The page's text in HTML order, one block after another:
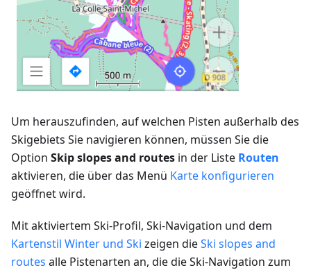
Um herauszufinden, auf welchen Pisten außerhalb des
Skigebiets Sie navigieren können, müssen Sie die
Option Skip slopes and routes in der Liste Routen
aktivieren, die über das Menü Karte konfigurieren
geöffnet wird.
Mit aktiviertem Ski-Profil, Ski-Navigation und dem
Kartenstil Winter und Ski zeigen dieSki slopes and
routes alle Pistenarten an, die die Ski-Navigation zum